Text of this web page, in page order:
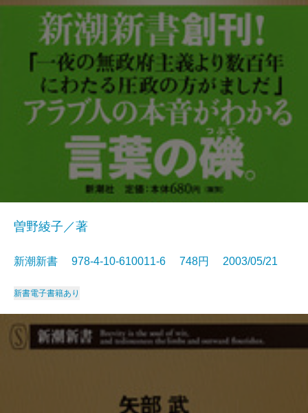
曽野綾子／著
新潮新書 978-4-10-610011-6 748円 2003/05/21
新書電子書籍あり